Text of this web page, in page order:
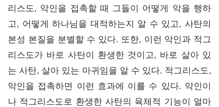
리스도, 악인을 접촉할 때 그들이 어떻게 악을 행하
고, 어떻게 하나님을 대적하는지 알 수 있고, 사탄의
본성 본질을 분별할 수 있다. 또한, 이런 악인과 적그
리스도가 바로 사탄이 환생한 것이고, 바로 살아 있
는 사탄, 살아 있는 마귀임을 알 수 있다. 적그리스도,
악인을 접촉하면 이런 효과에 이를 수 있다. 악인이
나 적그리스도로 환생한 사탄의 육체적 기능이 얼마